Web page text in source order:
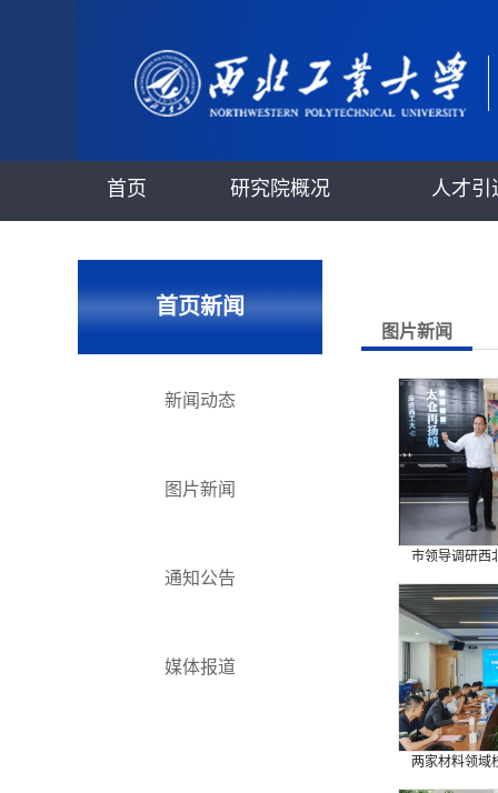
首页 研究院概况 人才
首页新闻
新闻动态
图片新闻
通知公告
媒体报道
图片新闻
市领导调研西
两家材料领域